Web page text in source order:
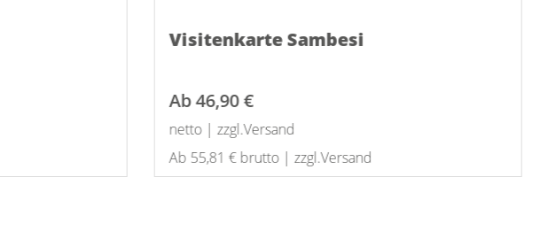
Visitenkarte Sambesi
Ab46,90 €
netto | zzgl.Versand
Ab 55,81 € brutto | zzgl.Versand